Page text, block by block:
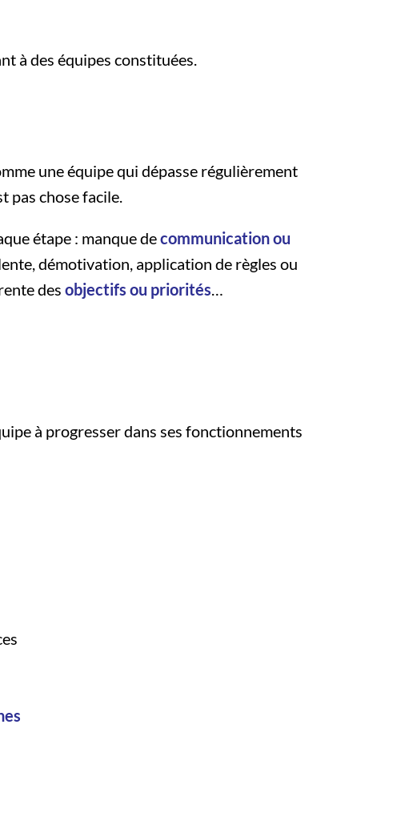
à des équipes constituées.
une équipe qui dépasse régulièrement
pas chose facile.
étape : manque decommunication ou
démotivation, application de règles ou
desobjectifs ou priorités…
à progresser dans ses fonctionnements